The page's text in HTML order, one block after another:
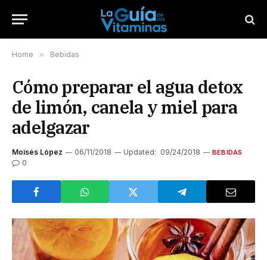
Home » Bebidas
Cómo preparar el agua detox
de limón, canela y miel para
adelgazar
Moisés López 06/11/2018 Updated: 09/24/2018 BEBIDAS
0